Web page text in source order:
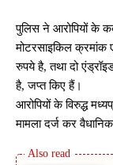
पुलिस ने आरोपियों के
मोटरसाइकिल
रुपये है, तथा दो
है, जप्त किए हैं।
आरोपियों के विरुद्ध
मामला दर्ज कर